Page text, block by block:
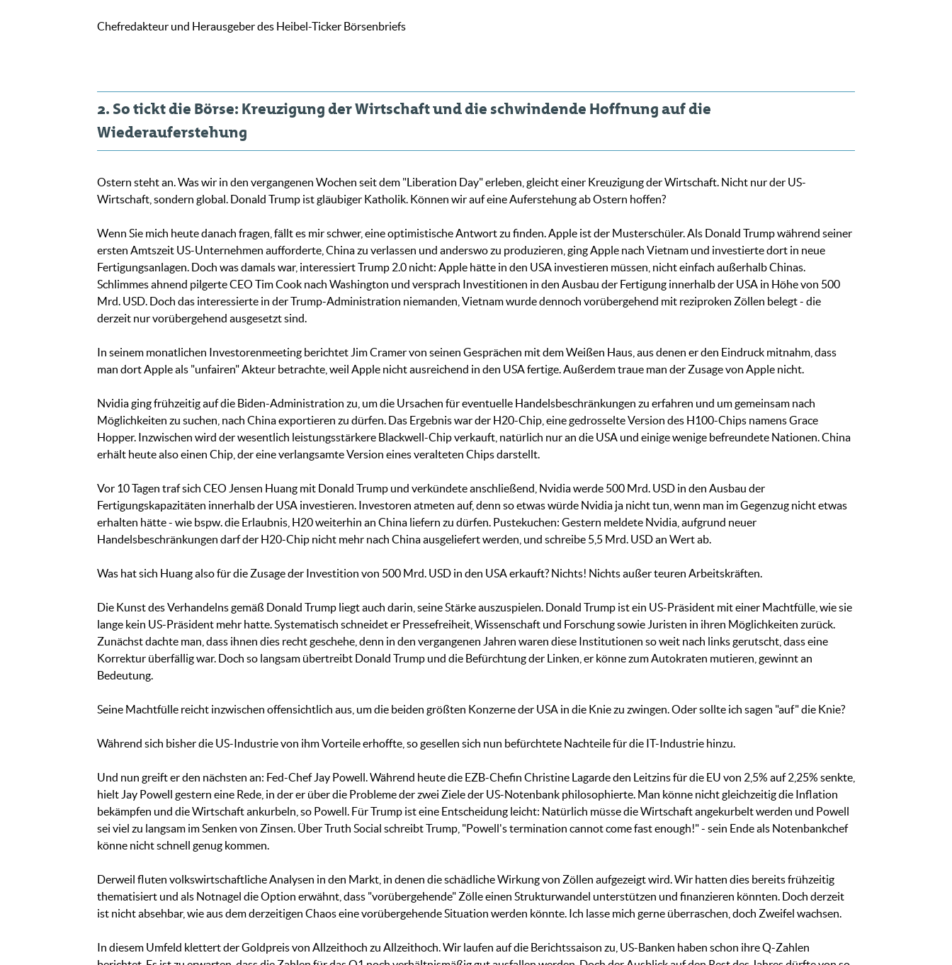
Chefredakteur und Herausgeber des Heibel-Ticker Börsenbriefs
2. So tickt die Börse: Kreuzigung der Wirtschaft und die schwindende Hoffnung auf die
Wiederauferstehung
Ostern steht an. Was wir in den vergangenen Wochen seit dem "Liberation Day" erleben, gleicht einer Kreuzigung der Wirtschaft. Nicht nur der US-
Wirtschaft, sondern global. Donald Trump ist gläubiger Katholik. Können wir auf eine Auferstehung ab Ostern hoffen?
Wenn Sie mich heute danach fragen, fällt es mir schwer, eine optimistische Antwort zu finden. Apple ist der Musterschüler. Als Donald Trump während seiner
ersten Amtszeit US-Unternehmen aufforderte, China zu verlassen und anderswo zu produzieren, ging Apple nach Vietnam und investierte dort in neue
Fertigungsanlagen. Doch was damals war, interessiert Trump 2.0 nicht: Apple hätte in den USA investieren müssen, nicht einfach außerhalb Chinas.
Schlimmes ahnend pilgerte CEO Tim Cook nach Washington und versprach Investitionen in den Ausbau der Fertigung innerhalb der USA in Höhe von 500
Mrd. USD. Doch das interessierte in der Trump-Administration niemanden, Vietnam wurde dennoch vorübergehend mit reziproken Zöllen belegt - die
derzeit nur vorübergehend ausgesetzt sind.
In seinem monatlichen Investorenmeeting berichtet Jim Cramer von seinen Gesprächen mit dem Weißen Haus, aus denen er den Eindruck mitnahm, dass
man dort Apple als "unfairen" Akteur betrachte, weil Apple nicht ausreichend in den USA fertige. Außerdem traue man der Zusage von Apple nicht.
Nvidia ging frühzeitig auf die Biden-Administration zu, um die Ursachen für eventuelle Handelsbeschränkungen zu erfahren und um gemeinsam nach
Möglichkeiten zu suchen, nach China exportieren zu dürfen. Das Ergebnis war der H20-Chip, eine gedrosselte Version des H100-Chips namens Grace
Hopper. Inzwischen wird der wesentlich leistungsstärkere Blackwell-Chip verkauft, natürlich nur an die USA und einige wenige befreundete Nationen. China
erhält heute also einen Chip, der eine verlangsamte Version eines veralteten Chips darstellt.
Vor 10 Tagen traf sich CEO Jensen Huang mit Donald Trump und verkündete anschließend, Nvidia werde 500 Mrd. USD in den Ausbau der
Fertigungskapazitäten innerhalb der USA investieren. Investoren atmeten auf, denn so etwas würde Nvidia ja nicht tun, wenn man im Gegenzug nicht etwas
erhalten hätte - wie bspw. die Erlaubnis, H20 weiterhin an China liefern zu dürfen. Pustekuchen: Gestern meldete Nvidia, aufgrund neuer
Handelsbeschränkungen darf der H20-Chip nicht mehr nach China ausgeliefert werden, und schreibe 5,5 Mrd. USD an Wert ab.
Was hat sich Huang also für die Zusage der Investition von 500 Mrd. USD in den USA erkauft? Nichts! Nichts außer teuren Arbeitskräften.
Die Kunst des Verhandelns gemäß Donald Trump liegt auch darin, seine Stärke auszuspielen. Donald Trump ist ein US-Präsident mit einer Machtfülle, wie sie
lange kein US-Präsident mehr hatte. Systematisch schneidet er Pressefreiheit, Wissenschaft und Forschung sowie Juristen in ihren Möglichkeiten zurück.
Zunächst dachte man, dass ihnen dies recht geschehe, denn in den vergangenen Jahren waren diese Institutionen so weit nach links gerutscht, dass eine
Korrektur überfällig war. Doch so langsam übertreibt Donald Trump und die Befürchtung der Linken, er könne zum Autokraten mutieren, gewinnt an
Bedeutung.
Seine Machtfülle reicht inzwischen offensichtlich aus, um die beiden größten Konzerne der USA in die Knie zu zwingen. Oder sollte ich sagen "auf" die Knie?
Während sich bisher die US-Industrie von ihm Vorteile erhoffte, so gesellen sich nun befürchtete Nachteile für die IT-Industrie hinzu.
Und nun greift er den nächsten an: Fed-Chef Jay Powell. Während heute die EZB-Chefin Christine Lagarde den Leitzins für die EU von 2,5% auf 2,25% senkte,
hielt Jay Powell gestern eine Rede, in der er über die Probleme der zwei Ziele der US-Notenbank philosophierte. Man könne nicht gleichzeitig die Inflation
bekämpfen und die Wirtschaft ankurbeln, so Powell. Für Trump ist eine Entscheidung leicht: Natürlich müsse die Wirtschaft angekurbelt werden und Powell
sei viel zu langsam im Senken von Zinsen. Über Truth Social schreibt Trump, "Powell's termination cannot come fast enough!" - sein Ende als Notenbankchef
könne nicht schnell genug kommen.
Derweil fluten volkswirtschaftliche Analysen in den Markt, in denen die schädliche Wirkung von Zöllen aufgezeigt wird. Wir hatten dies bereits frühzeitig
thematisiert und als Notnagel die Option erwähnt, dass "vorübergehende" Zölle einen Strukturwandel unterstützen und finanzieren könnten. Doch derzeit
ist nicht absehbar, wie aus dem derzeitigen Chaos eine vorübergehende Situation werden könnte. Ich lasse mich gerne überraschen, doch Zweifel wachsen.
In diesem Umfeld klettert der Goldpreis von Allzeithoch zu Allzeithoch. Wir laufen auf die Berichtssaison zu, US-Banken haben schon ihre Q-Zahlen